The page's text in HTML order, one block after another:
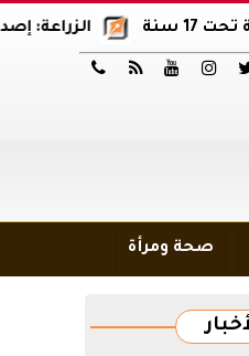
الزراعة: إصدار 12 ألف موافقة وتصريح بالمبيدات خلال 6 شهور




صحة ومرأة